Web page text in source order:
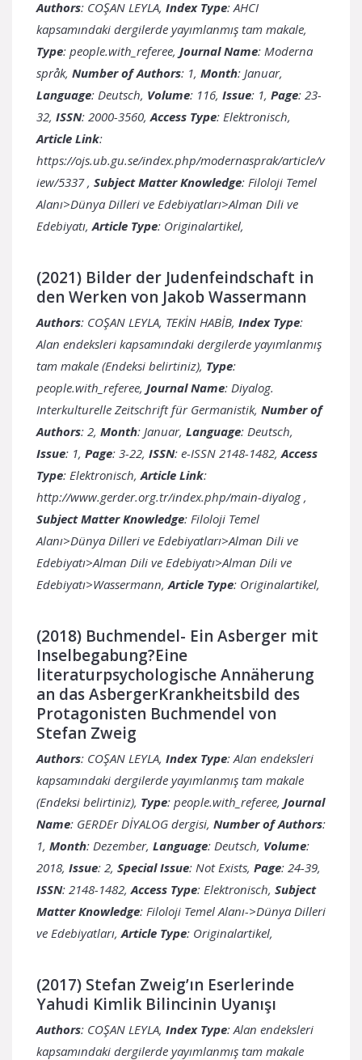
Authors: COŞAN LEYLA, Index Type: AHCI
kapsamındaki dergilerde yayımlanmış tam makale,
Type: people.with_referee, Journal Name: Moderna
språk, Number of Authors: 1, Month: Januar,
Language: Deutsch, Volume: 116, Issue: 1, Page: 23-
32, ISSN: 2000-3560, Access Type: Elektronisch,
Article Link:
https://ojs.ub.gu.se/index.php/modernasprak/article/v
iew/5337, Subject Matter Knowledge: Filoloji Temel
Alanı>Dünya Dilleri ve Edebiyatları>Alman Dili ve
Edebiyatı, Article Type: Originalartikel,
(2021) Bilder der Judenfeindschaft in
den Werken von Jakob Wassermann
Authors: COŞAN LEYLA, TEKİN HABİB, Index Type:
Alan endeksleri kapsamındaki dergilerde yayımlanmış
tam makale (Endeksi belirtiniz), Type:
people.with_referee, Journal Name: Diyalog.
Interkulturelle Zeitschrift für Germanistik, Number of
Authors: 2, Month: Januar, Language: Deutsch,
Issue: 1, Page: 3-22, ISSN: e-ISSN 2148-1482, Access
Type: Elektronisch, Article Link:
http://www.gerder.org.tr/index.php/main-diyalog,
Subject Matter Knowledge: Filoloji Temel
Alanı>Dünya Dilleri ve Edebiyatları>Alman Dili ve
Edebiyatı>Alman Dili ve Edebiyatı>Alman Dili ve
Edebiyatı>Wassermann, Article Type: Originalartikel,
(2018) Buchmendel- Ein Asberger mit
Inselbegabung?Eine
literaturpsychologische Annäherung
an das AsbergerKrankheitsbild des
Protagonisten Buchmendel von
Stefan Zweig
Authors: COŞAN LEYLA, Index Type: Alan endeksleri
kapsamındaki dergilerde yayımlanmış tam makale
(Endeksi belirtiniz), Type: people.with_referee, Journal
Name: GERDEr DİYALOG dergisi, Number of Authors:
1, Month: Dezember, Language: Deutsch, Volume:
2018, Issue: 2, Special Issue: Not Exists, Page: 24-39,
ISSN: 2148-1482, Access Type: Elektronisch, Subject
Matter Knowledge: Filoloji Temel Alanı->Dünya Dilleri
ve Edebiyatları, Article Type: Originalartikel,
(2017) Stefan Zweig’ın Eserlerinde
Yahudi Kimlik Bilincinin Uyanışı
Authors: COŞAN LEYLA, Index Type: Alan endeksleri
kapsamındaki dergilerde yayımlanmış tam makale